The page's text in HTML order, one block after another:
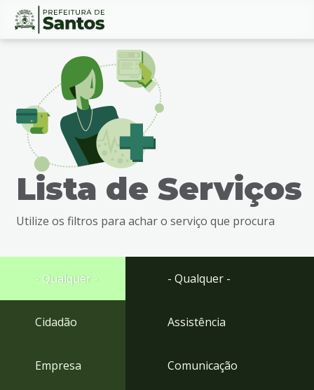
Ir
busca
Ir
rodapé
Conteúdo
Lista de Serviços
Utilize os filtros para achar o serviço que procura
- Qualquer -
Cidadão
Empresa
- Qualquer -
Assistência
Comunicação